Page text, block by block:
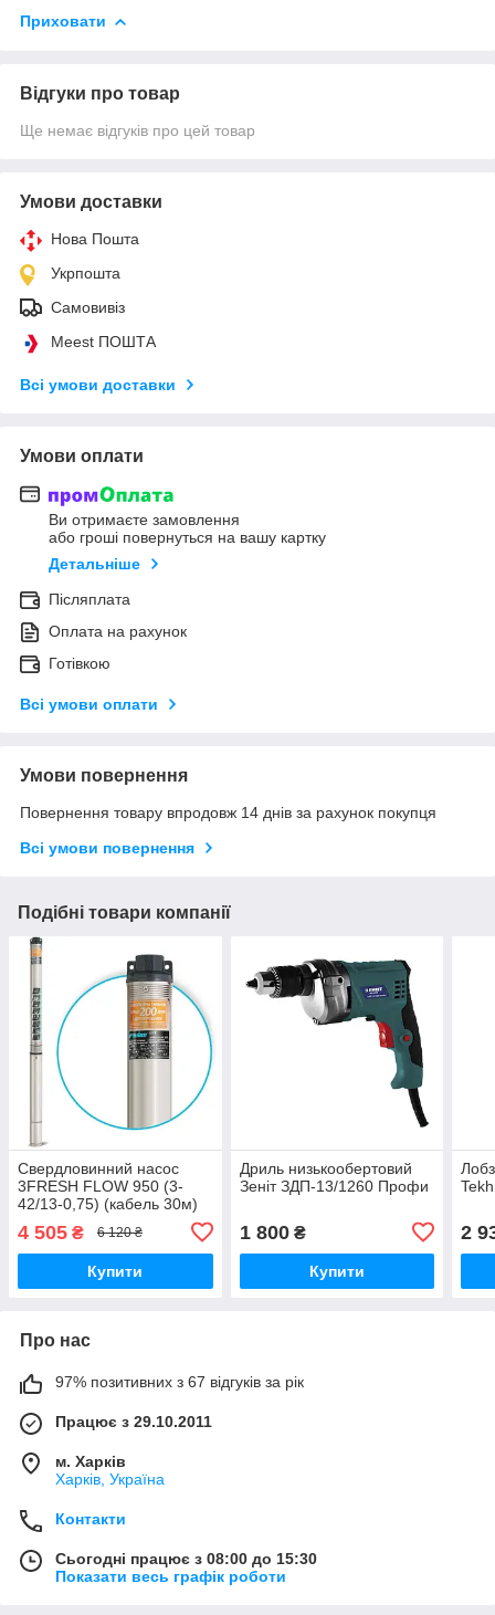
Приховати
Відгуки про товар
Ще немає відгуків про цей товар
Умови доставки
Нова Пошта
Укрпошта
Самовивіз
Meest ПОШТА
Всі умови доставки
Умови оплати
Ви отримаєте замовлення
або гроші повернуться на вашу картку
Детальніше
Післяплата
Оплата на рахунок
Готівкою
Всі умови оплати
Умови повернення
Повернення товару впродовж 14 днів за рахунок покупця
Всі умови повернення
Подібні товари компанії
Свердловинний насос
3FRESH FLOW 950 (3-
42/13-0,75) (кабель 30м)
4 505 ₴ 6 120 ₴
Купити
Дриль низькообертовий
Зеніт ЗДП-13/1260 Профи
1 800₴
Купити
2
Про нас
97% позитивних з 67 відгуків за рік
Працює з 29.10.2011
м. Харків
Харків, Україна
Контакти
Сьогодні працює з 08:00 до 15:30
Показати весь графік роботи